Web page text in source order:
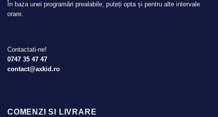
În baza unei programări prealabile, puteți opta și pentru alte intervale
orare.
Contactati-ne!
0747 35 47 47
contact@axkid.ro
COMENZI SI LIVRARE